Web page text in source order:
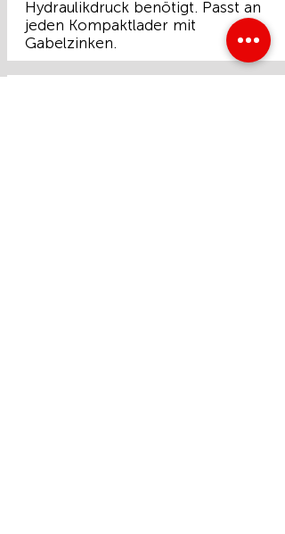
Hydraulikdruck benötigt. Passt an
jeden Kompaktlader mit
Gabelzinken.